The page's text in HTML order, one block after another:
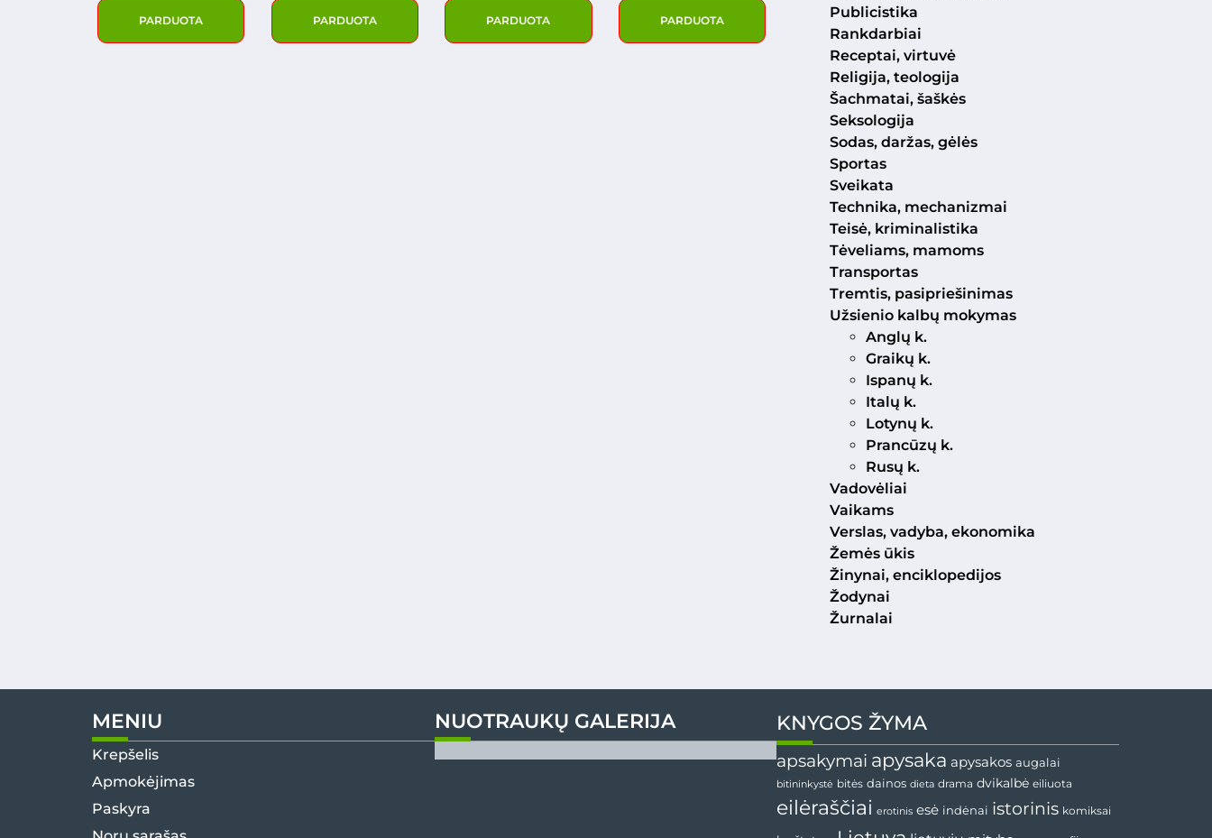
PARDUOTA PARDUOTA PARDUOTA PARDUOTA
Publicistika
Rankdarbiai
Receptai, virtuvė
Religija, teologija
Šachmatai, šaškės
Seksologija
Sodas, daržas, gėlės
Sportas
Sveikata
Technika, mechanizmai
Teisė, kriminalistika
Tėveliams, mamoms
Transportas
Tremtis, pasipriešinimas
Užsienio kalbų mokymas
Anglų k.
Graikų k.
Ispanų k.
Italų k.
Lotynų k.
Prancūzų k.
Rusų k.
Vadovėliai
Vaikams
Verslas, vadyba, ekonomika
Žemės ūkis
Žinynai, enciklopedijos
Žodynai
Žurnalai
MENIU
Krepšelis
Apmokėjimas
Paskyra
NUOTRAUKŲ GALERIJA KNYGOS ŽYMA
apsakymai apysaka apysakos augalai
bitininkystė bitės dainos dieta drama dvikalbė eiliuota
eilėraščiai erotinis esė indėnai istorinis komiksai